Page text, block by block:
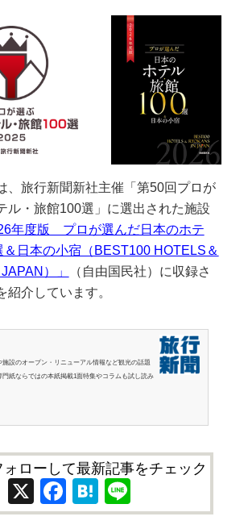
旅行新聞新社主催「第50回プロが
ル・旅館100選」に選出された施設
年度版 プロが選んだ日本のホテ
＆日本の小宿（BEST100 HOTELS＆
）」
（自由国民社）に収録さ
紹介しています。
設のオープン・リニューアル情報など観光の話題
門紙ならではの本紙掲載1面特集やコラムも試し読み
ローして最新記事をチェック
X Facebook
Hatena